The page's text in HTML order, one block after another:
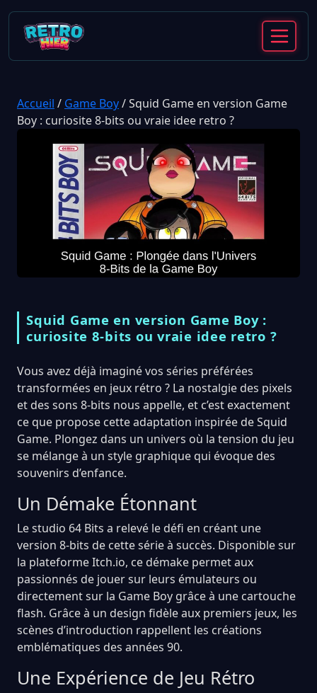
Accueil / Game Boy/Squid Game en version Game
Boy : curiosite 8-bits ou vraie idee retro ?
Squid Game en version Game Boy :
curiosite 8-bits ou vraie idee retro ?
Vous avez déjà imaginé vos séries préférées
transformées en jeux rétro ? La nostalgie des pixels
et des sons 8-bits nous appelle, et c’est exactement
ce que propose cette adaptation inspirée de Squid
Game. Plongez dans un univers où la tension du jeu
se mélange à un style graphique qui évoque des
souvenirs d’enfance.
Un Démake Étonnant
Le studio 64 Bits a relevé le défi en créant une
version 8-bits de cette série à succès. Disponible sur
la plateforme Itch.io, ce démake permet aux
passionnés de jouer sur leurs émulateurs ou
directement sur la Game Boy grâce à une cartouche
flash. Grâce à un design fidèle aux premiers jeux, les
scènes d’introduction rappellent les créations
emblématiques des années 90.
Une Expérience de Jeu Rétro